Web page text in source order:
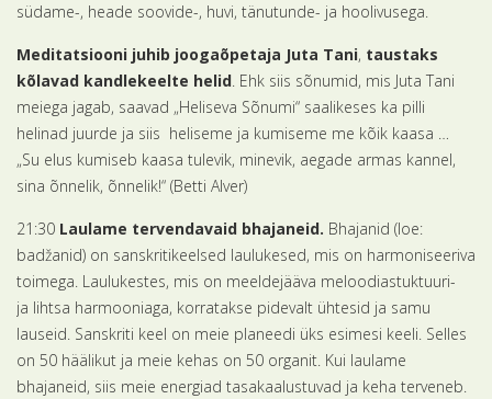
südame-, heade soovide-, huvi, tänutunde- ja hoolivusega.
Meditatsiooni juhib joogaõpetaja Juta Tani, taustaks
kõlavad kandlekeelte helid. Ehk siis sõnumid, mis Juta Tani
meiega jagab, saavad „Heliseva Sõnumi“ saalikeses ka pilli
helinad juurde ja siis heliseme ja kumiseme me kõik kaasa …
„Su elus kumiseb kaasa tulevik, minevik, aegade armas kannel,
sina õnnelik, õnnelik!“ (Betti Alver)
21:30 Laulame tervendavaid bhajaneid. Bhajanid (loe:
badžanid) on sanskritikeelsed laulukesed, mis on harmoniseeriva
toimega. Laulukestes, mis on meeldejääva meloodiastuktuuri-
ja lihtsa harmooniaga, korratakse pidevalt ühtesid ja samu
lauseid. Sanskriti keel on meie planeedi üks esimesi keeli. Selles
on 50 häälikut ja meie kehas on 50 organit. Kui laulame
bhajaneid, siis meie energiad tasakaalustuvad ja keha terveneb.